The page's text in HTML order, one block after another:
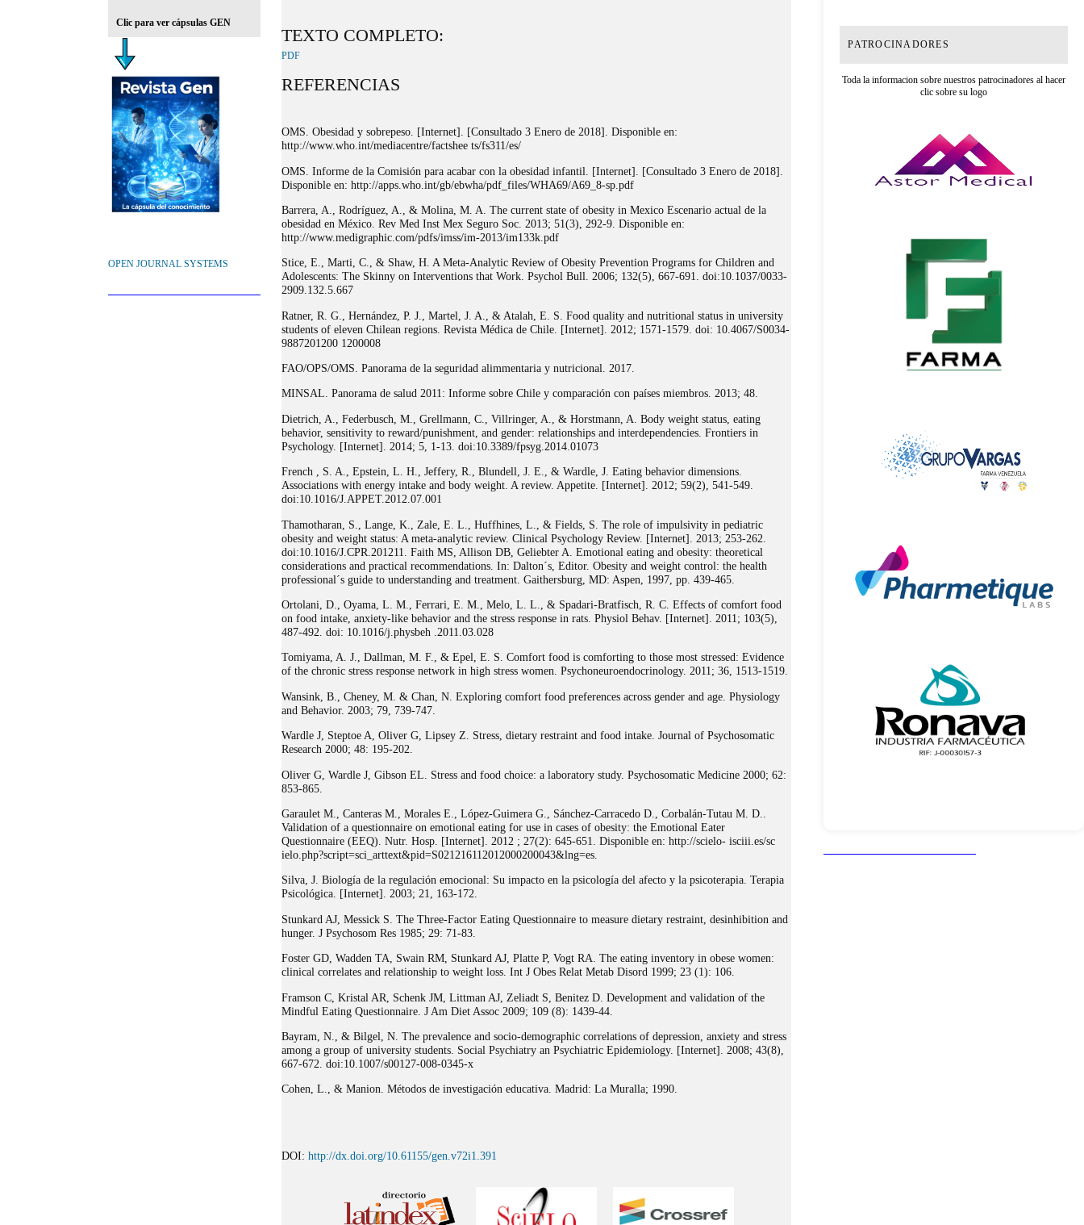
Clic para ver cápsulas GEN
OPEN JOURNAL SYSTEMS
PATROCINADORES
Toda la informacion sobre nuestros patrocinadores al hacer
clic sobre su logo
TEXTO COMPLETO:
PDF
REFERENCIAS
OMS. Obesidad y sobrepeso. [Internet]. [Consultado 3 Enero de 2018]. Disponible en:
http://www.who.int/mediacentre/factshee ts/fs311/es/
OMS. Informe de la Comisión para acabar con la obesidad infantil. [Internet]. [Consultado 3 Enero de 2018].
Disponible en: http://apps.who.int/gb/ebwha/pdf_files/WHA69/A69_8-sp.pdf
Barrera, A., Rodríguez, A., & Molina, M. A. The current state of obesity in Mexico Escenario actual de la
obesidad en México. Rev Med Inst Mex Seguro Soc. 2013; 51(3), 292-9. Disponible en:
http://www.medigraphic.com/pdfs/imss/im-2013/im133k.pdf
Stice, E., Marti, C., & Shaw, H. A Meta-Analytic Review of Obesity Prevention Programs for Children and
Adolescents: The Skinny on Interventions that Work. Psychol Bull. 2006; 132(5), 667-691. doi:10.1037/0033-
2909.132.5.667
Ratner, R. G., Hernández, P. J., Martel, J. A., & Atalah, E. S. Food quality and nutritional status in university
students of eleven Chilean regions. Revista Médica de Chile. [Internet]. 2012; 1571-1579. doi: 10.4067/S0034-
9887201200 1200008
FAO/OPS/OMS. Panorama de la seguridad alimmentaria y nutricional. 2017.
MINSAL. Panorama de salud 2011: Informe sobre Chile y comparación con países miembros. 2013; 48.
Dietrich, A., Federbusch, M., Grellmann, C., Villringer, A., & Horstmann, A. Body weight status, eating
behavior, sensitivity to reward/punishment, and gender: relationships and interdependencies. Frontiers in
Psychology. [Internet]. 2014; 5, 1-13. doi:10.3389/fpsyg.2014.01073
French , S. A., Epstein, L. H., Jeffery, R., Blundell, J. E., & Wardle, J. Eating behavior dimensions.
Associations with energy intake and body weight. A review. Appetite. [Internet]. 2012; 59(2), 541-549.
doi:10.1016/J.APPET.2012.07.001
Thamotharan, S., Lange, K., Zale, E. L., Huffhines, L., & Fields, S. The role of impulsivity in pediatric
obesity and weight status: A meta-analytic review. Clinical Psychology Review. [Internet]. 2013; 253-262.
doi:10.1016/J.CPR.201211. Faith MS, Allison DB, Geliebter A. Emotional eating and obesity: theoretical
considerations and practical recommendations. In: Dalton´s, Editor. Obesity and weight control: the health
professional´s guide to understanding and treatment. Gaithersburg, MD: Aspen, 1997, pp. 439-465.
Ortolani, D., Oyama, L. M., Ferrari, E. M., Melo, L. L., & Spadari-Bratfisch, R. C. Effects of comfort food
on food intake, anxiety-like behavior and the stress response in rats. Physiol Behav. [Internet]. 2011; 103(5),
487-492. doi: 10.1016/j.physbeh .2011.03.028
Tomiyama, A. J., Dallman, M. F., & Epel, E. S. Comfort food is comforting to those most stressed: Evidence
of the chronic stress response network in high stress women. Psychoneuroendocrinology. 2011; 36, 1513-1519.
Wansink, B., Cheney, M. & Chan, N. Exploring comfort food preferences across gender and age. Physiology
and Behavior. 2003; 79, 739-747.
Wardle J, Steptoe A, Oliver G, Lipsey Z. Stress, dietary restraint and food intake. Journal of Psychosomatic
Research 2000; 48: 195-202.
Oliver G, Wardle J, Gibson EL. Stress and food choice: a laboratory study. Psychosomatic Medicine 2000; 62:
853-865.
Garaulet M., Canteras M., Morales E., López-Guimera G., Sánchez-Carracedo D., Corbalán-Tutau M. D..
Validation of a questionnaire on emotional eating for use in cases of obesity: the Emotional Eater
Questionnaire (EEQ). Nutr. Hosp. [Internet]. 2012 ; 27(2): 645-651. Disponible en: http://scielo- isciii.es/sc
ielo.php?script=sci_arttext&pid=S021216112012000200043&lng=es.
Silva, J. Biología de la regulación emocional: Su impacto en la psicología del afecto y la psicoterapia. Terapia
Psicológica. [Internet]. 2003; 21, 163-172.
Stunkard AJ, Messick S. The Three-Factor Eating Questionnaire to measure dietary restraint, desinhibition and
hunger. J Psychosom Res 1985; 29: 71-83.
Foster GD, Wadden TA, Swain RM, Stunkard AJ, Platte P, Vogt RA. The eating inventory in obese women:
clinical correlates and relationship to weight loss. Int J Obes Relat Metab Disord 1999; 23 (1): 106.
Framson C, Kristal AR, Schenk JM, Littman AJ, Zeliadt S, Benitez D. Development and validation of the
Mindful Eating Questionnaire. J Am Diet Assoc 2009; 109 (8): 1439-44.
Bayram, N., & Bilgel, N. The prevalence and socio-demographic correlations of depression, anxiety and stress
among a group of university students. Social Psychiatry an Psychiatric Epidemiology. [Internet]. 2008; 43(8),
667-672. doi:10.1007/s00127-008-0345-x
Cohen, L., & Manion. Métodos de investigación educativa. Madrid: La Muralla; 1990.
DOI:http://dx.doi.org/10.61155/gen.v72i1.391